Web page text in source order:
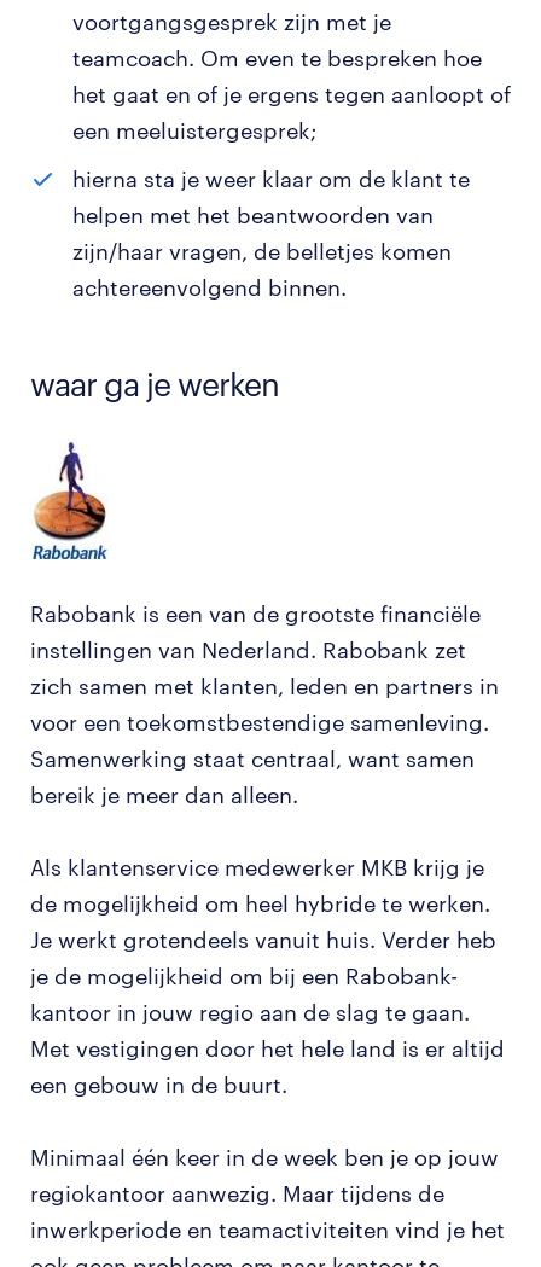
voortgangsgesprek zijn met je
teamcoach. Om even te bespreken hoe
het gaat en of je ergens tegen aanloopt of
een meeluistergesprek;
hierna sta je weer klaar om de klant te
helpen met het beantwoorden van
zijn/haar vragen, de belletjes komen
achtereenvolgend binnen.
waar ga je werken
Rabobank is een van de grootste financiële
instellingen van Nederland. Rabobank zet
zich samen met klanten, leden en partners in
voor een toekomstbestendige samenleving.
Samenwerking staat centraal, want samen
bereik je meer dan alleen.
Als klantenservice medewerker MKB krijg je
de mogelijkheid om heel hybride te werken.
Je werkt grotendeels vanuit huis. Verder heb
je de mogelijkheid om bij een Rabobank-
kantoor in jouw regio aan de slag te gaan.
Met vestigingen door het hele land is er altijd
een gebouw in de buurt.
Minimaal één keer in de week ben je op jouw
regiokantoor aanwezig. Maar tijdens de
inwerkperiode en teamactiviteiten vind je het